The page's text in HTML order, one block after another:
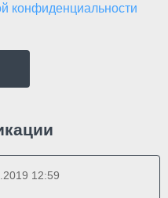
конфиденциальности
12:59